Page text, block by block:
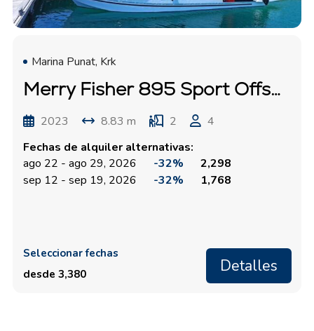
Marina Punat, Krk
Merry Fisher 895 Sport Offshore "Surprise"
2023 8.83 m 2
4
Fechas de alquiler alternativas:
ago 22 - ago 29, 2026
-32%
2,298
sep 12 - sep 19, 2026
-32% 1,768
Seleccionar fechas
desde 3,380
Detalles